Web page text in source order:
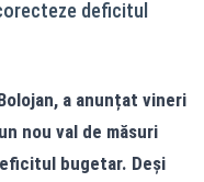
deficitul
a anunțat vineri
nou val de măsuri
bugetar. Deși